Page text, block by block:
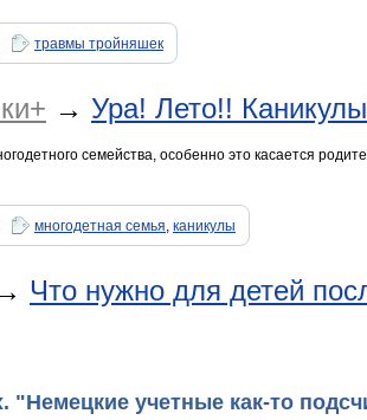
травмы тройняшек
→ Ура! Лето!!
семейства, особенно это касается
многодетная семья, каникулы
Что нужно для детей
учетные как-то